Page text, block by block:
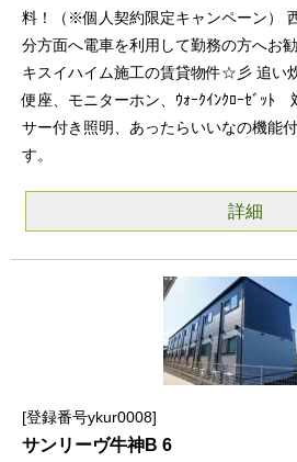
料！（※個人契約限定キャンペーン）
分方面へ電車を利用して勤務の方へお
キスイハイム施工の賃貸物件☆彡 追い
便座、モニターホン、ｳｫｰｸｲﾝｸﾛｰｾﾞｯ
サー付き照明、あったらいいなの機能
す。
詳細
登録番号ykur0008
サンリーヴ牛神B 6